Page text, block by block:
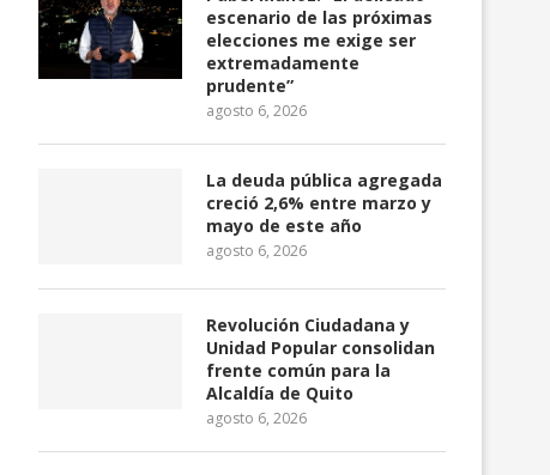
Fenocin anuncia asambleas y
prepara movilizaciones contra
agosto 4, 2026
candidatos
escenario de las próximas
elecciones me exige ser
extremadamente
prudente”
agosto 6, 2026
La deuda pública agregada
creció 2,6% entre marzo y
mayo de este año
agosto 6, 2026
Revolución Ciudadana y
Unidad Popular consolidan
frente común para la
Alcaldía de Quito
agosto 6, 2026